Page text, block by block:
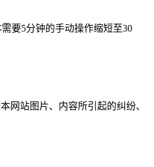
要5分钟的手动操作缩短至30
网站图片、内容所引起的纠纷、